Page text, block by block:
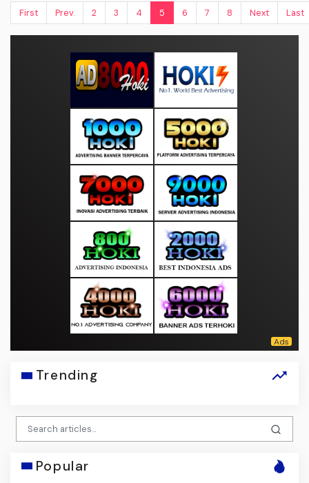
First
Prev. 2 3 4 5 6 7 8 Next Last
Trending
Popular